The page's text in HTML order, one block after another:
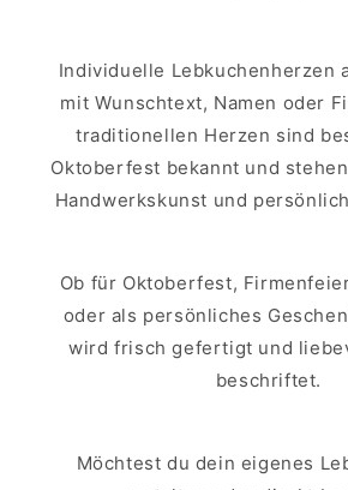
Individuelle Lebkuchenherzen
mit Wunschtext, Namen oder
traditionellen Herzen sind
Oktoberfest bekannt und
Handwerkskunst und
Ob für Oktoberfest,
oder als persönliches
wird frisch gefertigt und
beschriftet.
Möchtest du dein eigenes